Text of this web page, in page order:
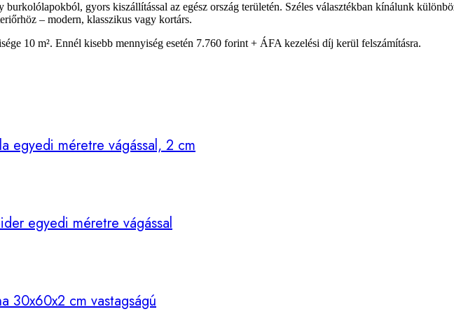
gyors kiszállítással az egész ország területén. Széles választékban kínálunk
– modern, klasszikus vagy kortárs.
10 m². Ennél kisebb mennyiség esetén 7.760 forint + ÁFA kezelési díj kerül felszámításra.
egyedi méretre vágással, 2 cm
egyedi méretre vágással
30x60x2 cm vastagságú